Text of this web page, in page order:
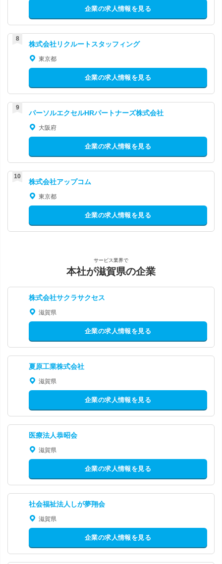
企業の求人情報を見る
株式会社リクルートスタッフィング
東京都
企業の求人情報を見る
パーソルエクセルHRパートナーズ株式会社
大阪府
企業の求人情報を見る
株式会社アップコム
東京都
企業の求人情報を見る
サービス業界で
本社が滋賀県の企業
株式会社サクラサクセス
滋賀県
企業の求人情報を見る
夏原工業株式会社
滋賀県
企業の求人情報を見る
医療法人恭昭会
滋賀県
企業の求人情報を見る
社会福祉法人しが夢翔会
滋賀県
企業の求人情報を見る